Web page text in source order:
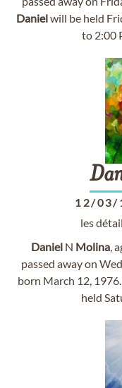
Danielwill be held
to 2:00
12/03/
les
Daniel N Molina,
passed away on
born March 12,
held